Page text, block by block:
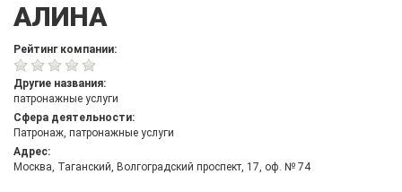
АЛИНА
Рейтинг компании:
Другие названия:
патронажные услуги
Сфера деятельности:
Патронаж, патронажные услуги
Адрес:
Москва, Таганский, Волгоградский проспект, 17, оф. № 74